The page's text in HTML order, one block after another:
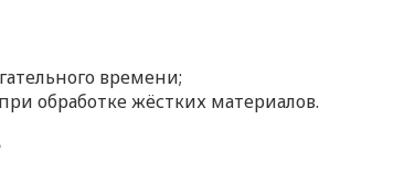
времени;
обработке жёстких материалов.